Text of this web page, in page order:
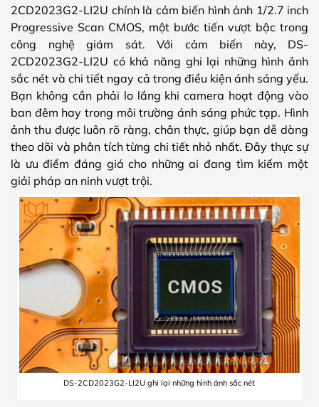
2CD2023G2-LI2U chính là cảm biến hình ảnh 1/2.7 inch
Progressive Scan CMOS, một bước tiến vượt bậc trong
công nghệ giám sát. Với cảm biến này, DS-
2CD2023G2-LI2U có khả năng ghi lại những hình ảnh
sắc nét và chi tiết ngay cả trong điều kiện ánh sáng yếu.
Bạn không cần phải lo lắng khi camera hoạt động vào
ban đêm hay trong môi trường ánh sáng phức tạp. Hình
ảnh thu được luôn rõ ràng, chân thực, giúp bạn dễ dàng
theo dõi và phân tích từng chi tiết nhỏ nhất. Đây thực sự
là ưu điểm đáng giá cho những ai đang tìm kiếm một
giải pháp an ninh vượt trội.
DS-2CD2023G2-LI2U ghi lại những hình ảnh sắc nét